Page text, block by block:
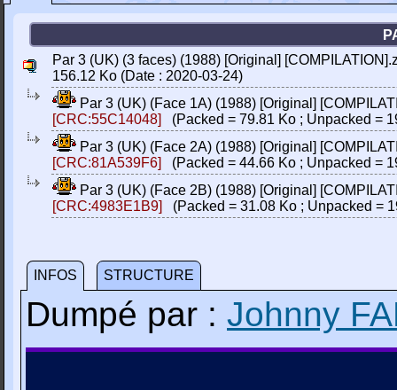
Par 3 (UK) (3 faces) (1988) [Original]
156.12 Ko (Date : 2020-03-24)
Par 3 (UK) (Face 1A) (1988) [Original]
[CRC:55C14048]
(Packed = 79.81 Ko ; Unpacked =
Par 3 (UK) (Face 2A) (1988) [Original]
[CRC:81A539F6]
(Packed = 44.66 Ko ; Unpacked =
Par 3 (UK) (Face 2B) (1988) [Original]
[CRC:4983E1B9]
(Packed = 31.08 Ko ; Unpacked =
INFOS STRUCTURE
Dumpé par : Johnny